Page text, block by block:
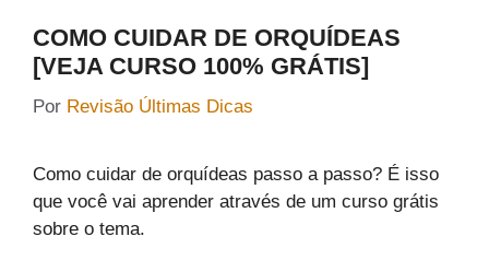
COMO CUIDAR DE ORQUÍDEAS
[VEJA CURSO 100% GRÁTIS]
Por Revisão Últimas Dicas
Como cuidar de orquídeas passo a passo? É isso
que você vai aprender através de um curso grátis
sobre o tema.